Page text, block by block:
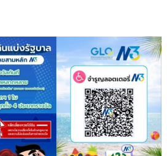
สู่
มรดก
โลก”